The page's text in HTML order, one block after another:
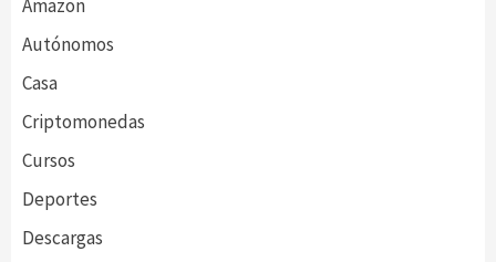
Amazon
Autónomos
Casa
Criptomonedas
Cursos
Deportes
Descargas